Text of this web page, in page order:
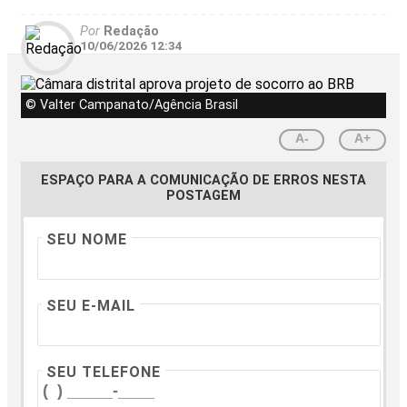
Por Redação
10/06/2026 12:34
© Valter Campanato/Agência Brasil
A- A+
ESPAÇO PARA A COMUNICAÇÃO DE ERROS NESTA
POSTAGEM
SEU NOME
SEU E-MAIL
SEU TELEFONE